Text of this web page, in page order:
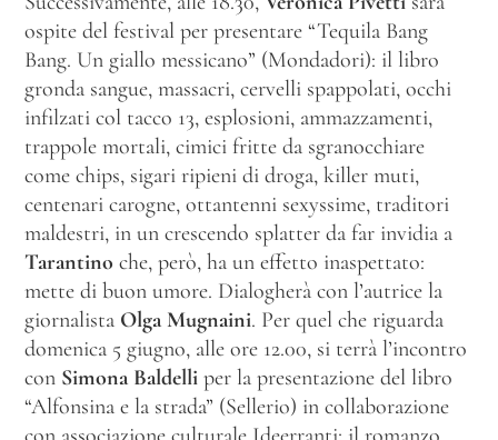
ospite del festival per presentare “Tequila Bang
Bang. Un giallo messicano” (Mondadori): il libro
gronda sangue, massacri, cervelli spappolati, occhi
infilzati col tacco 13, esplosioni, ammazzamenti,
trappole mortali, cimici fritte da sgranocchiare
come chips, sigari ripieni di droga, killer muti,
centenari carogne, ottantenni sexyssime, traditori
maldestri, in un crescendo splatter da far invidia a
Tarantino che, però, ha un effetto inaspettato:
mette di buon umore. Dialogherà con l’autrice la
giornalista Olga Mugnaini. Per quel che riguarda
domenica 5 giugno, alle ore 12.00, si terrà l’incontro
con Simona Baldelli per la presentazione del libro
“Alfonsina e la strada” (Sellerio) in collaborazione